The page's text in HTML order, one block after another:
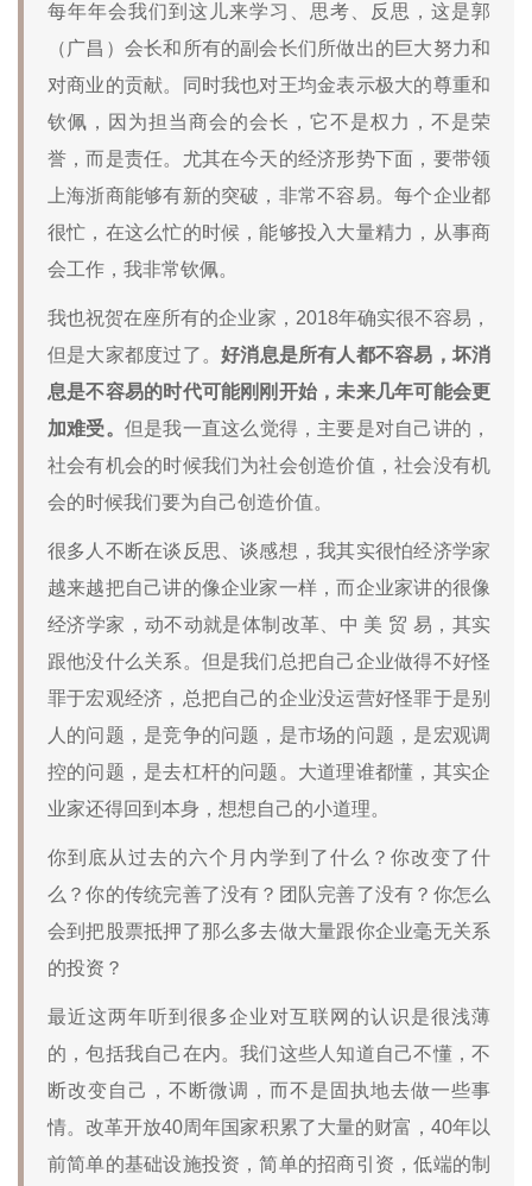
每年年会我们到这儿来学习、思考、反思，这是郭
（广昌）会长和所有的副会长们所做出的巨大努力和
对商业的贡献。同时我也对王均金表示极大的尊重和
钦佩，因为担当商会的会长，它不是权力，不是荣
誉，而是责任。尤其在今天的经济形势下面，要带领
上海浙商能够有新的突破，非常不容易。每个企业都
很忙，在这么忙的时候，能够投入大量精力，从事商
会工作，我非常钦佩。
我也祝贺在座所有的企业家，2018年确实很不容易，
但是大家都度过了。好消息是所有人都不容易，坏消
息是不容易的时代可能刚刚开始，未来几年可能会更
加难受。 但是我一直这么觉得，主要是对自己讲的，
社会有机会的时候我们为社会创造价值，社会没有机
会的时候我们要为自己创造价值。
很多人不断在谈反思、谈感想，我其实很怕经济学家
越来越把自己讲的像企业家一样，而企业家讲的很像
经济学家，动不动就是体制改革、中 美 贸 易，其实
跟他没什么关系。但是我们总把自己企业做得不好怪
罪于宏观经济，总把自己的企业没运营好怪罪于是别
人的问题，是竞争的问题，是市场的问题，是宏观调
控的问题，是去杠杆的问题。大道理谁都懂，其实企
业家还得回到本身，想想自己的小道理。
你到底从过去的六个月内学到了什么？你改变了什
么？你的传统完善了没有？团队完善了没有？你怎么
会到把股票抵押了那么多去做大量跟你企业毫无关系
的投资？
最近这两年听到很多企业对互联网的认识是很浅薄
的，包括我自己在内。我们这些人知道自己不懂，不
断改变自己，不断微调，而不是固执地去做一些事
情。改革开放40周年国家积累了大量的财富，40年以
前简单的基础设施投资，简单的招商引资，低端的制